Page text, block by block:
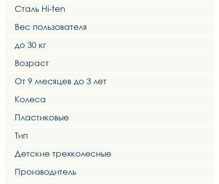
Сталь Hi-ten
Вес пользователя
до 30 кг
Возраст
От 9 месяцев до 3 лет
Колеса
Пластиковые
Тип
Детские трехколесные
Производитель